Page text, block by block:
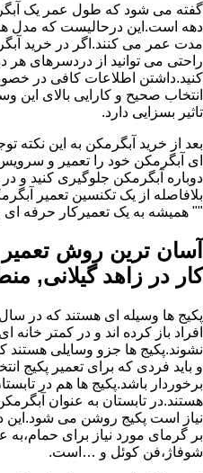
گفته می شود که طول عمر یک
دهه است.این درحالیست که مدل
مدت عمر می کنند.اگر در خرید
راحتی می توانید از دردسرهای هر
کنید.داشتن اطلاعات کافی در
انتخاب صحیح و کارایی بالای
تاثیر بسزایی دارد.
بعد از خرید آبگرمکن به این نکته
ای آبگرمکن خود را تعمیر و
دوباره آبگرمکن جلوگیری کنید
بلافاصله از یک تکنسین تعمیر
"" همیشه به یک تعمیرکار حرفه
آسان ترین روش
کار در زاهد گیلانی,
پکیج ها وسیله ای هستند که در
افراد باز کرده اند و در کمتر
نشوند.پکیج ها جزو وسایلی
و باید فردی که برای تعمیر پکیج
برخوردار باشد.پکیج ها هم در
هستند.در تابستان به عنوان
نیاز است پکیج روشن می شود.این
بر گرمای مورد نیاز برای حمام،به
شوفاژ،فن کوئل و …است.